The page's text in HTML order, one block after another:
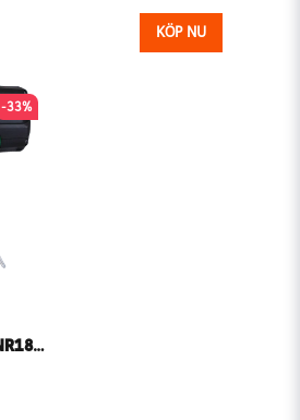
KÖP NU
HIKOKI SPIKVERKTYG NR1890DBCL 18V (Utan batteri)
-33%